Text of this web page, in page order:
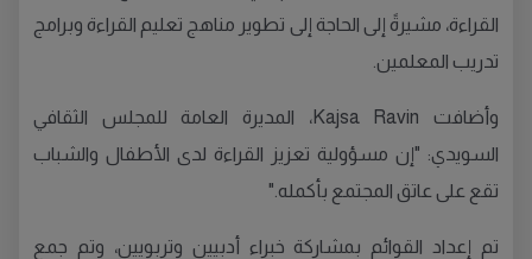
القراءة، مشيرةً إلى الحاجة إلى تطوير مناهج تعليم القراءة وبرامج
تدريب المعلمين.
وأضافت Kajsa Ravin، المديرة العامة للمجلس الثقافي
السويدي: "إن مسؤولية تعزيز القراءة لدى الأطفال والشباب
تقع على عاتق المجتمع بأكمله."
تم إعداد القوائم بمشاركة خبراء أدبيين وتربويين، وتم جمع